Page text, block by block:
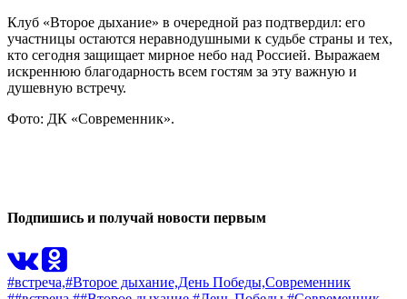
Клуб «Второе дыхание» в очередной раз подтвердил: его
участницы остаются неравнодушными к судьбе страны и тех,
кто сегодня защищает мирное небо над Россией. Выражаем
искреннюю благодарность всем гостям за эту важную и
душевную встречу.
Фото: ДК «Современник».
Подпишись и получай новости первым
#встреча,#Второе дыхание,День Победы,Современник